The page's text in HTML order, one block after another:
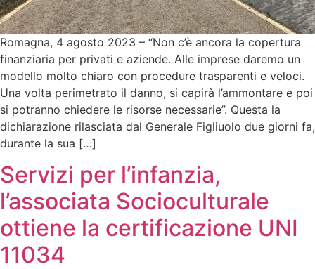
Romagna, 4 agosto 2023 – “Non c’è ancora la copertura
finanziaria per privati e aziende. Alle imprese daremo un
modello molto chiaro con procedure trasparenti e veloci.
Una volta perimetrato il danno, si capirà l’ammontare e poi
si potranno chiedere le risorse necessarie”. Questa la
dichiarazione rilasciata dal Generale Figliuolo due giorni fa,
durante la sua […]
Servizi per l’infanzia,
l’associata Socioculturale
ottiene la certificazione UNI
11034